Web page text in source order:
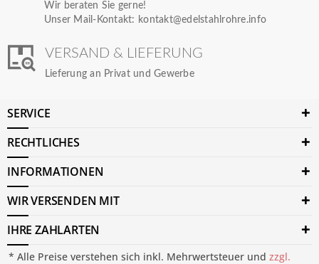
Wir beraten Sie gerne!
Unser Mail-Kontakt: kontakt@edelstahlrohre.info
VERSAND & LIEFERUNG
Lieferung an Privat und Gewerbe
SERVICE
RECHTLICHES
INFORMATIONEN
WIR VERSENDEN MIT
IHRE ZAHLARTEN
* Alle Preise verstehen sich inkl. Mehrwertsteuer und zzgl.